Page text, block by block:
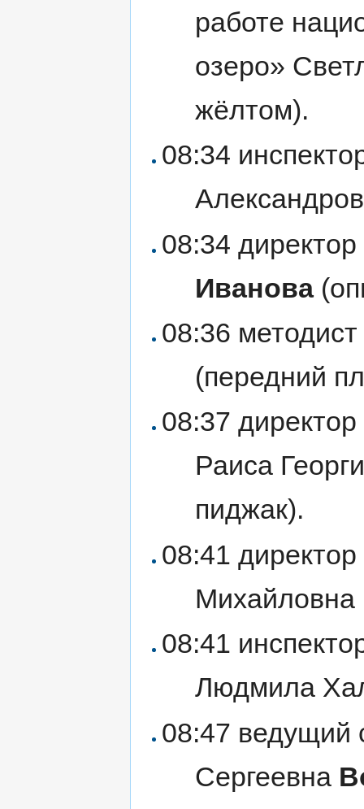
работе
озеро»
жёлтом).
08:34
08:34
Иванова
08:36
(передний
08:37 директор
Раиса
пиджак).
08:41
Михайловна
08:41
Людмила
08:47 ведущий
Сергеевна